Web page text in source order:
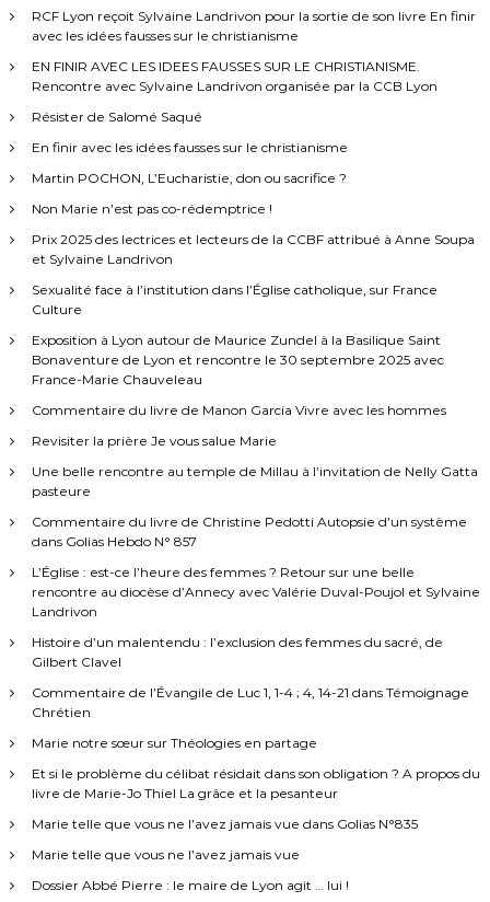
e
RCF Lyon reçoit Sylvaine Landrivon pour la sortie de son livre En finir
avec les idées fausses sur le christianisme
EN FINIR AVEC LES IDEES FAUSSES SUR LE CHRISTIANISME.
Rencontre avec Sylvaine Landrivon organisée par la CCB Lyon
Résister de Salomé Saqué
En finir avec les idées fausses sur le christianisme
Martin POCHON, L’Eucharistie, don ou sacrifice ?
Non Marie n’est pas co-rédemptrice !
Prix 2025 des lectrices et lecteurs de la CCBF attribué à Anne Soupa
et Sylvaine Landrivon
Sexualité face à l’institution dans l’Église catholique, sur France
Culture
Exposition à Lyon autour de Maurice Zundel à la Basilique Saint
Bonaventure de Lyon et rencontre le 30 septembre 2025 avec
France-Marie Chauveleau
Commentaire du livre de Manon Garcia Vivre avec les hommes
Revisiter la prière Je vous salue Marie
Une belle rencontre au temple de Millau à l’invitation de Nelly Gatta
pasteure
Commentaire du livre de Christine Pedotti Autopsie d’un système
dans Golias Hebdo N° 857
L’Église : est-ce l’heure des femmes ? Retour sur une belle
rencontre au diocèse d’Annecy avec Valérie Duval-Poujol et Sylvaine
Landrivon
Histoire d’un malentendu : l’exclusion des femmes du sacré, de
Gilbert Clavel
Commentaire de l’Évangile de Luc 1, 1-4 ; 4, 14-21 dans Témoignage
Chrétien
Marie notre sœur sur Théologies en partage
Et si le problème du célibat résidait dans son obligation ? A propos du
livre de Marie-Jo Thiel La grâce et la pesanteur
Marie telle que vous ne l’avez jamais vue dans Golias N°835
Marie telle que vous ne l’avez jamais vue
Dossier Abbé Pierre : le maire de Lyon agit … lui !